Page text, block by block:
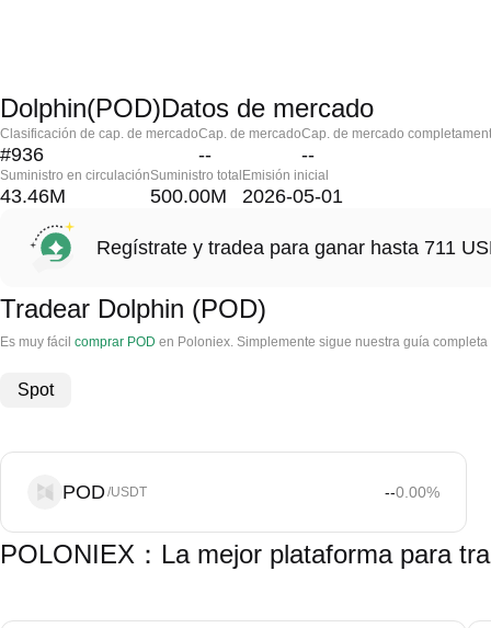
Dolphin(POD)Datos de mercado
Clasificación de cap. de mercado
#936
Cap. de mercado
--
Cap. de mercado
--
Suministro en circulación
43.46M
Suministro total
500.00M
Emisión inicial
2026-05-01
Regístrate y tradea para ganar hasta 711
Tradear Dolphin (POD)
Es muy fácil comprar POD en Poloniex. Simplemente sigue nuestra guía
Spot
POD/USDT --0.00%
POLONIEX：La mejor plataforma para